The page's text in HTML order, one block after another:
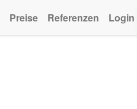
Preise Referenzen Login